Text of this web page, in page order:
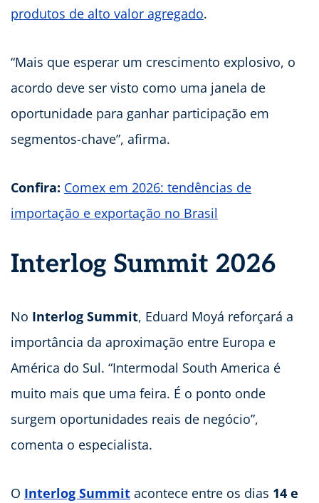
produtos de alto valor agregado.
“Mais que esperar um crescimento explosivo, o
acordo deve ser visto como uma janela de
oportunidade para ganhar participação em
segmentos-chave”, afirma.
Confira: Comex em 2026: tendências de
importação e exportação no Brasil
Interlog Summit 2026
No Interlog Summit, Eduard Moyá reforçará a
importância da aproximação entre Europa e
América do Sul. “Intermodal South America é
muito mais que uma feira. É o ponto onde
surgem oportunidades reais de negócio”,
comenta o especialista.
O Interlog Summit acontece entre os dias 14 e